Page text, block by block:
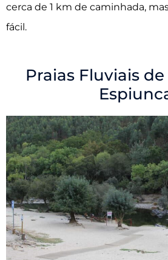
cerca de 1 km de caminhada,
fácil.
Praias Fluviais